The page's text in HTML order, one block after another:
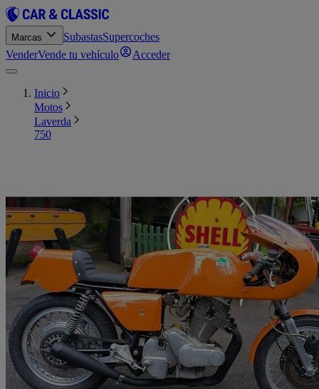
Marcas SubastasSupercoches
VenderVende tu vehículo Acceder
Inicio
Motos
Laverda
750